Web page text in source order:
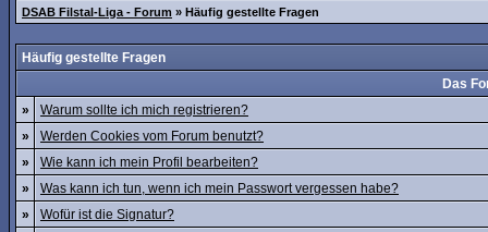
DSAB Filstal-Liga - Forum » Häufig gestellte Fragen
Häufig gestellte Fragen
Das
»
Warum sollte ich mich registrieren?
»
Werden Cookies vom Forum benutzt?
»
Wie kann ich mein Profil bearbeiten?
»
Was kann ich tun, wenn ich mein Passwort vergessen habe?
»
Wofür ist die Signatur?